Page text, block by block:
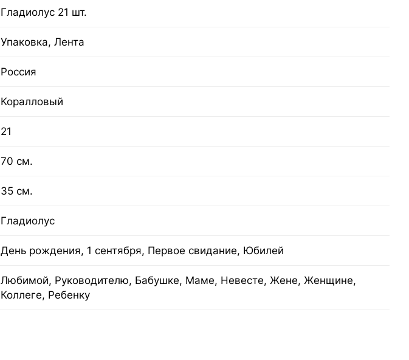
Гладиолус 21 шт.
Упаковка, Лента
Россия
Коралловый
21
70 см.
35 см.
Гладиолус
День рождения, 1 сентября, Первое свидание, Юбилей
Любимой, Руководителю, Бабушке, Маме, Невесте, Жене, Женщине,
Коллеге, Ребенку